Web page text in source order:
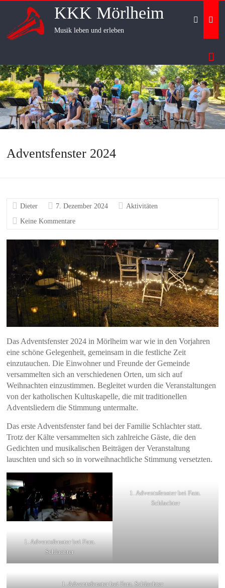
content
KKK Mörlheim
Musik leben und erleben
Adventsfenster 2024
Dieter 7. Dezember 2024
Aktivitäten
Keine Kommentare
Das Adventsfenster 2024 in Mörlheim war wie in den Vorjahren
eine schöne Gelegenheit, gemeinsam in die festliche Zeit
einzutauchen. Die Einwohner und Freunde der Gemeinde
versammelten sich an verschiedenen Orten, um sich auf
Weihnachten einzustimmen. Begleitet wurden die Veranstaltungen
von der katholischen Kultuskapelle, die mit traditionellen
Adventsliedern die Stimmung untermalte.
Das erste Adventsfenster fand bei der Familie Schlachter statt.
Trotz der Kälte versammelten sich zahlreiche Gäste, die den
Gedichten und musikalischen Beiträgen der Veranstaltung
lauschten und sich so in vorweihnachtliche Stimmung versetzten.
1. Adventsfenster bei Fam.
Schlachter
1. Adventsfenster bei Fam.
Schlachter
1. Adventsfenster bei Fam. Schlachter